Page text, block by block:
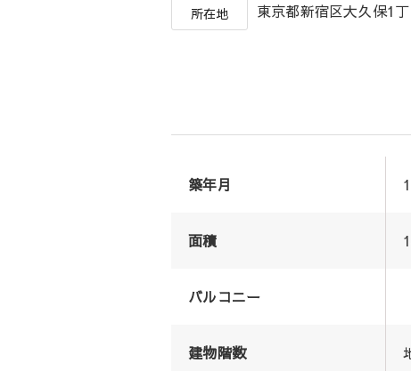
所在地 東京都新宿区大久保1
築年月
面積
バルコニー
建物階数